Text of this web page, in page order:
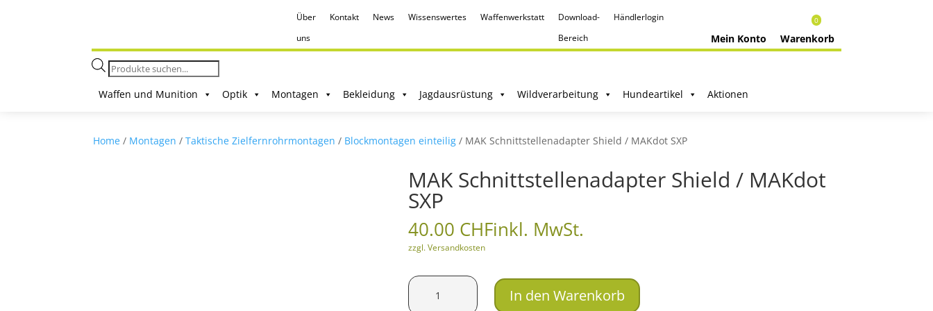
Über
uns
Kontakt News Wissenswertes Waffenwerkstatt
Download-
Bereich
Händlerlogin
Warenkorb
0
Mein Konto
Products
search
Waffen und Munition
Optik Montagen Bekleidung Jagdausrüstung Wildverarbeitung Hundeartikel Aktionen
Home / Montagen /Taktische Zielfernrohrmontagen / Blockmontagen einteilig / MAK Schnittstellenadapter Shield / MAKdot SXP
MAK Schnittstellenadapter Shield / MAKdot
SXP
40.00 CHFinkl. MwSt.
zzgl. Versandkosten
MAK
Schnittstellenadapter
In den Warenkorb